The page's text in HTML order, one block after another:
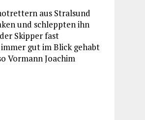
aus Stralsund
und schleppten ihn
Skipper fast
gut im Blick gehabt
Vormann Joachim